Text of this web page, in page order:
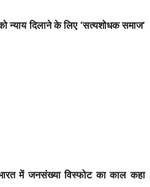
न्याय दिलाने के लिए ‘सत्यशोधक समाज’
में जनसंख्या विस्फोट का काल कहा